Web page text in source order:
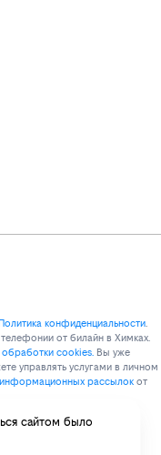
конфиденциальности.
от билайн в Химках.
обработки cookies. Вы уже
управлять услугами в личнoм
информационных рассылок от
сайтом было